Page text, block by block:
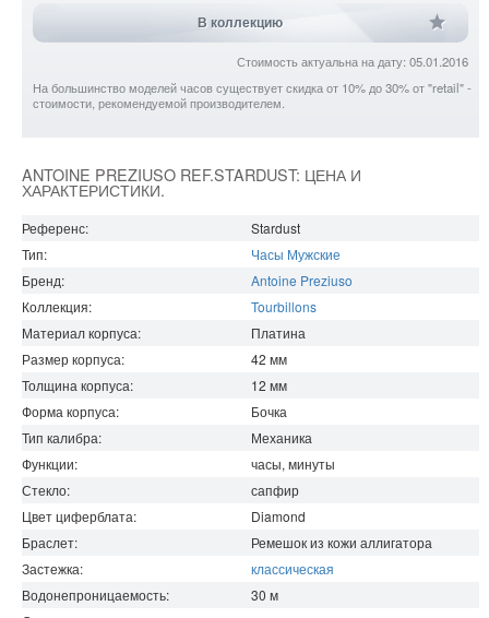
В коллекцию
Стоимость актуальна на дату: 05.01.2016
На большинство моделей часов существует скидка от 10% до 30% от "retail" -
стоимости, рекомендуемой производителем.
ANTOINE PREZIUSO REF.STARDUST: ЦЕНА И
ХАРАКТЕРИСТИКИ.
Референс:
Stardust
Тип:
Часы Мужские
Бренд:
Antoine Preziuso
Коллекция:
Tourbillons
Материал корпуса:
Платина
Размер корпуса:
42 мм
Толщина корпуса:
12 мм
Форма корпуса:
Бочка
Тип калибра:
Механика
Функции:
часы, минуты
Стекло:
сапфир
Цвет циферблата:
Diamond
Браслет:
Ремешок из кожи аллигатора
Застежка:
классическая
Водонепроницаемость: 30 м